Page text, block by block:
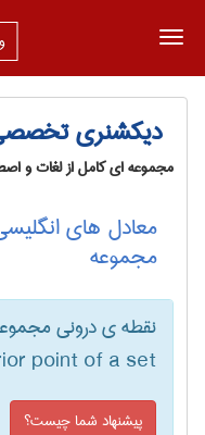
دیکشنری تخصصی
مجموعه ای کامل از لغات و
معادل های
مجموعه
نقطه ی درونی
point of a set
پیشنهاد شما چیست؟